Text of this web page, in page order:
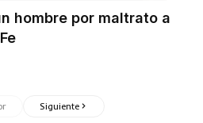
hombre por maltrato a
Siguiente